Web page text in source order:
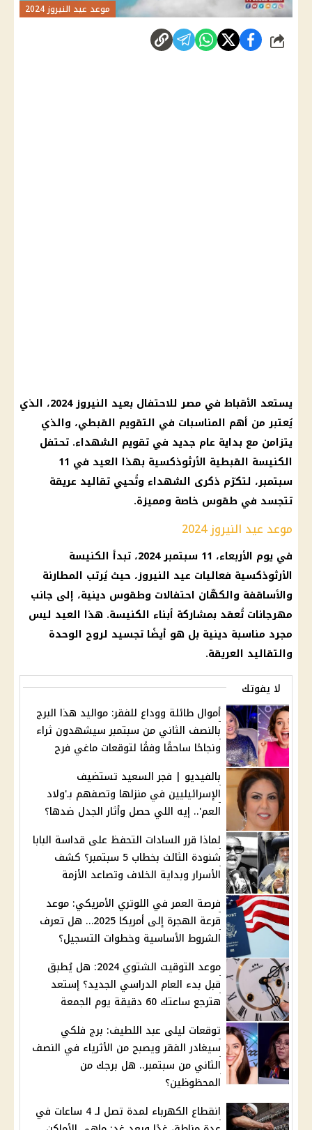
موعد عيد النيروز 2024
شارك
يستعد الأقباط في مصر للاحتفال بعيد النيروز 2024، الذي
يُعتبر من أهم المناسبات في التقويم القبطي، والذي
يتزامن مع بداية عام جديد في تقويم الشهداء. تحتفل
الكنيسة القبطية الأرثوذكسية بهذا العيد في 11
سبتمبر، لتكرّم ذكرى الشهداء وتُحيي تقاليد عريقة
تتجسد في طقوس خاصة ومميزة.
موعد عيد النيروز 2024
في يوم الأربعاء، 11 سبتمبر 2024، تبدأ الكنيسة
الأرثوذكسية فعاليات عيد النيروز، حيث يُرتب المطارنة
والأساقفة والكهّان احتفالات وطقوس دينية، إلى جانب
مهرجانات تُعقد بمشاركة أبناء الكنيسة. هذا العيد ليس
مجرد مناسبة دينية بل هو أيضًا تجسيد لروح الوحدة
والتقاليد العريقة.
لا يفوتك
أموال طائلة ووداع للفقر: مواليد هذا البرج
بالنصف الثاني من سبتمبر سيشهدون ثراء
ونجاحًا ساحقًا وفقًا لتوقعات ماغي فرح
بالفيديو | فجر السعيد تستضيف
الإسرائيليين في منزلها وتصفهم بـ'ولاد
العم'.. إيه اللي حصل وأثار الجدل ضدها؟
لماذا قرر السادات التحفظ على قداسة البابا
شنودة الثالث بخطاب 5 سبتمبر؟ كشف
الأسرار وبداية الخلاف وتصاعد الأزمة
فرصة العمر في اللوتري الأمريكي: موعد
قرعة الهجرة إلى أمريكا 2025… هل تعرف
الشروط الأساسية وخطوات التسجيل؟
موعد التوقيت الشتوي 2024: هل يُطبق
قبل بدء العام الدراسي الجديد؟ إستعد
هترجع ساعتك 60 دقيقة يوم الجمعة
توقعات ليلى عبد اللطيف: برج فلكي
سيغادر الفقر ويصبح من الأثرياء في النصف
الثاني من سبتمبر.. هل برجك من
المحظوظين؟
انقطاع الكهرباء لمدة تصل لـ 4 ساعات في